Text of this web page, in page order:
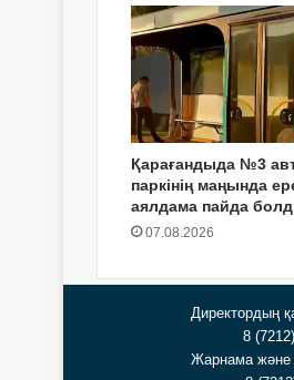
Қарағандыда №3
паркінің маңында
аялдама пайда
07.08.2026
Директордың
8
Жарнама және